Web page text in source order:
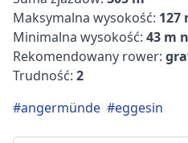
Maksymalna wysokość: 127
Minimalna wysokość: 43 m
Rekomendowany rower:
Trudność: 2
#angermünde‬ #‪eggesin